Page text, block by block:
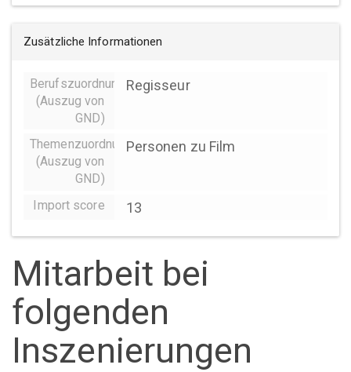
Zusätzliche Informationen
Berufszuordnungen
(Auszug von
GND)
Regisseur
Themenzuordnung
(Auszug von
GND)
Personen zu Film
Import score 13
Mitarbeit bei
folgenden
Inszenierungen